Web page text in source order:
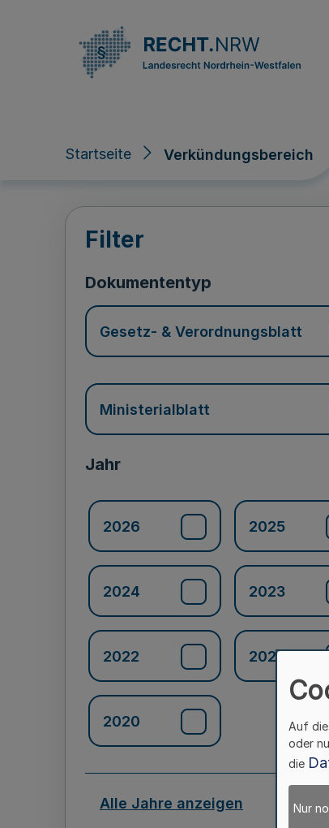
Startseite Verkündungsbereich
Filter
Dokumententyp
Gesetz- & Verordnungsblatt
Ministerialblatt
Jahr
2026 2025
2024 2023
2022 2021
2020
Alle Jahre anzeigen
Auf
oder
die
Nur